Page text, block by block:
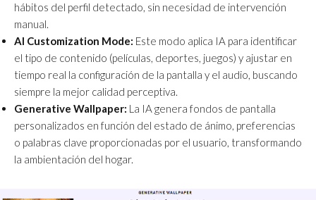
hábitos del perfil detectado, sin necesidad de intervención
manual.
AI Customization Mode: Este modo aplica IA para identificar
el tipo de contenido (películas, deportes, juegos) y ajustar en
tiempo real la configuración de la pantalla y el audio, buscando
siempre la mejor calidad perceptiva.
Generative Wallpaper: La IA genera fondos de pantalla
personalizados en función del estado de ánimo, preferencias
o palabras clave proporcionadas por el usuario, transformando
la ambientación del hogar.